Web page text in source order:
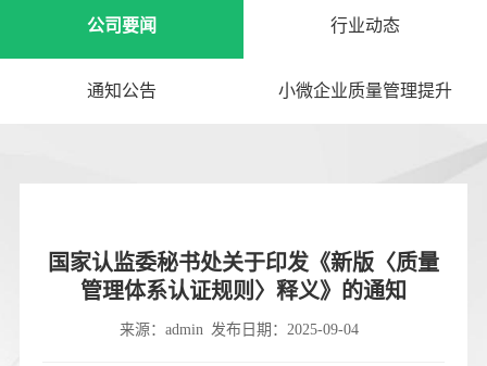
公司要闻 行业动态
通知公告 小微企业质量管理提升
国家认监委秘书处关于印发《新版〈质量
管理体系认证规则〉释义》的通知
来源：admin 发布日期：2025-09-04